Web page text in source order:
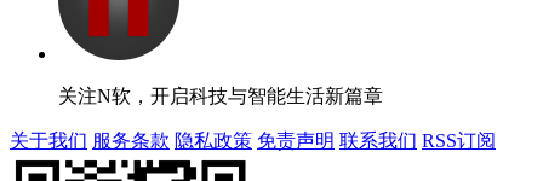
关注N软，开启科技与智能生活新篇章
关于我们 服务条款 隐私政策 免责声明 联系我们 RSS订阅